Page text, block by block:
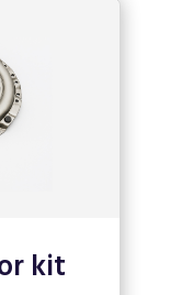
kit